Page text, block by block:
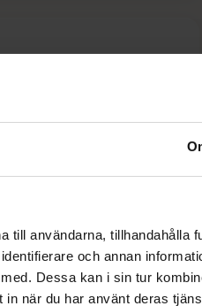
till användarna, tillhandahålla
och annan
Dessa kan i sin tur
när du har använt deras
Purplepop
Pris online
199 kr